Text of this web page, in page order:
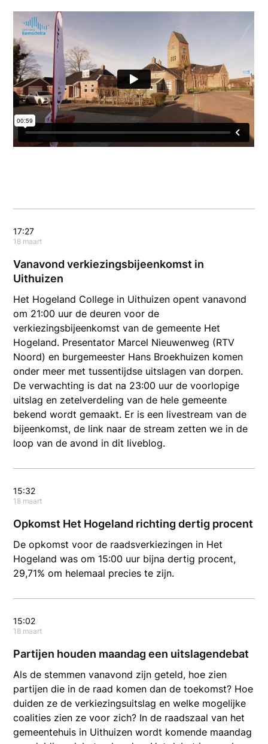
17:27
18 maart
Vanavond verkiezingsbijeenkomst in
Uithuizen
Het Hogeland College in Uithuizen opent vanavond
om 21:00 uur de deuren voor de
verkiezingsbijeenkomst van de gemeente Het
Hogeland. Presentator Marcel Nieuwenweg (RTV
Noord) en burgemeester Hans Broekhuizen komen
onder meer met tussentijdse uitslagen van dorpen.
De verwachting is dat na 23:00 uur de voorlopige
uitslag en zetelverdeling van de hele gemeente
bekend wordt gemaakt. Er is een livestream van de
bijeenkomst, de link naar de stream zetten we in de
loop van de avond in dit liveblog.
15:32
18 maart
Opkomst Het Hogeland richting dertig procent
De opkomst voor de raadsverkiezingen in Het
Hogeland was om 15:00 uur bijna dertig procent,
29,71% om helemaal precies te zijn.
15:02
18 maart
Partijen houden maandag een uitslagendebat
Als de stemmen vanavond zijn geteld, hoe zien
partijen die in de raad komen dan de toekomst? Hoe
duiden ze de verkiezingsuitslag en welke mogelijke
coalities zien ze voor zich? In de raadszaal van het
gemeentehuis in Uithuizen wordt komende maandag